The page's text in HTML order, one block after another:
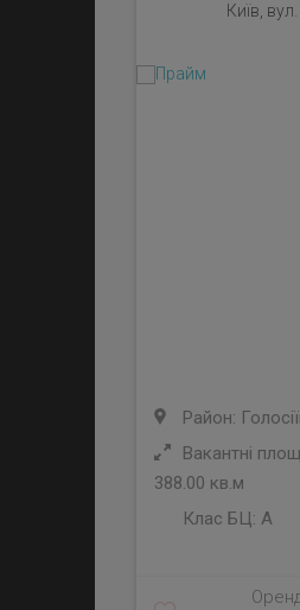
Київ,
Район:
Вакантні
388.00 кв.м
Клас БЦ: A